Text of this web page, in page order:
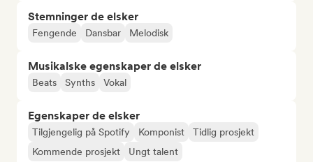
Stemninger de elsker
Fengende Dansbar Melodisk
Musikalske egenskaper de elsker
Beats Synths Vokal
Egenskaper de elsker
Tilgjengelig på Spotify Komponist
Tidlig prosjekt
Kommende prosjekt
Ungt talent